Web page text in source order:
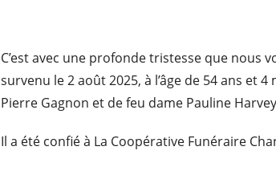
C’est avec une profonde tristesse que nous
survenu le 2 août 2025, à l’âge de 54 ans et
Pierre Gagnon et de feu dame Pauline
Il a été confié à La Coopérative Funéraire